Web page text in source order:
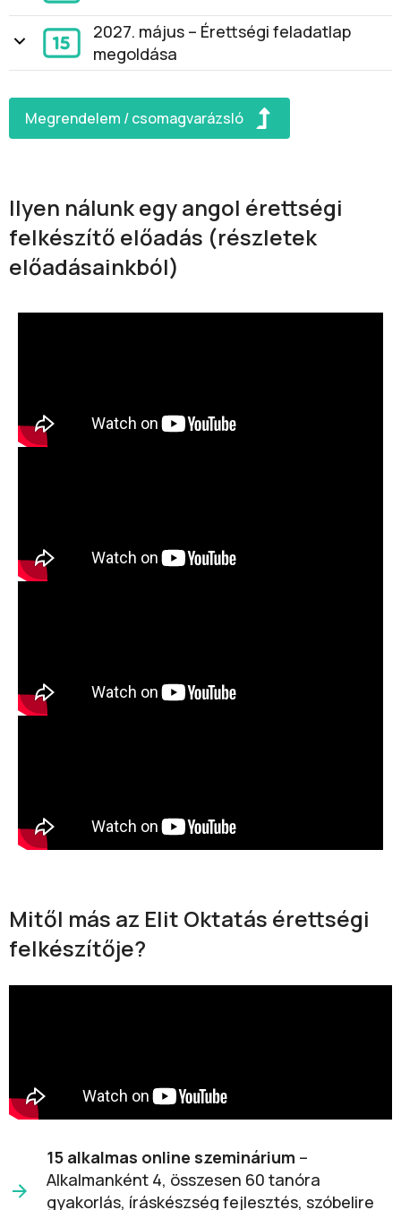
2027. május – Érettségi feladatlap
megoldása
Megrendelem / csomagvarázsló
Ilyen nálunk egy angol érettségi
felkészítő előadás (részletek
előadásainkból)
Mitől más az Elit Oktatás érettségi
felkészítője?
15 alkalmas online szeminárium –
Alkalmanként 4, összesen 60 tanóra
gyakorlás, íráskészség fejlesztés, szóbelire